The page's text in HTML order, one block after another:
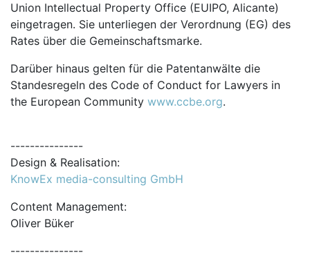
Union Intellectual Property Office (EUIPO, Alicante)
eingetragen. Sie unterliegen der Verordnung (EG) des
Rates über die Gemeinschaftsmarke.
Darüber hinaus gelten für die Patentanwälte die
Standesregeln des Code of Conduct for Lawyers in
the European Community www.ccbe.org.
---------------
Design & Realisation:
KnowEx media-consulting GmbH
Content Management:
Oliver Büker
---------------